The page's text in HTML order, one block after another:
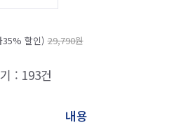
35% 할인) 29,790원
: 193건
내용